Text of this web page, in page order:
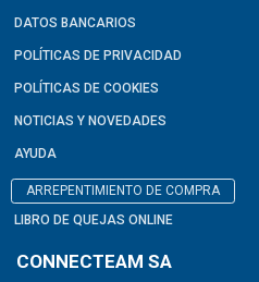
DATOS BANCARIOS
POLÍTICAS DE PRIVACIDAD
POLÍTICAS DE COOKIES
NOTICIAS Y NOVEDADES
AYUDA
ARREPENTIMIENTO DE COMPRA
LIBRO DE QUEJAS ONLINE
CONNECTEAM SA